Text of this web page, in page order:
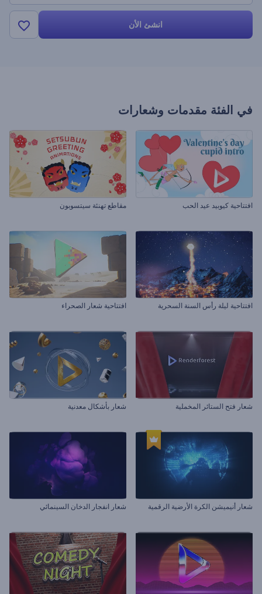
انشئ الأن
في الفئة مقدمات وشعارات
افتتاحية كيوبيد عيد الحب مقاطع تهنئة سيتسوبون
افتتاحية ليلة رأس السنة السحرية افتتاحية شعار الصحراء
شعار فتح الستائر المخملية شعار بأشكال معدنية
شعار أنيميشن الكرة الأرضية الرقمية شعار انفجار الدخان السينمائي